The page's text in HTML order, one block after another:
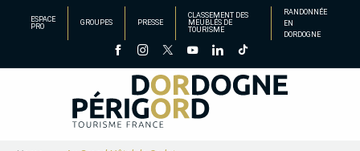
principal
ESPACE
PRO
GROUPES PRESSE
CLASSEMENT DES
MEUBLÉS DE
TOURISME
RANDONNÉE
EN
DORDOGNE